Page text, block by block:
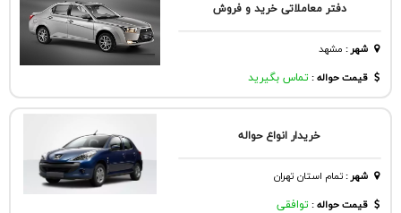
دفتر معاملاتی خرید و فروش
شهر: مشهد
قیمت حواله : تماس بگیرید
خریدار انواع حواله
شهر:تمام استان تهران
قیمت حواله : توافقی